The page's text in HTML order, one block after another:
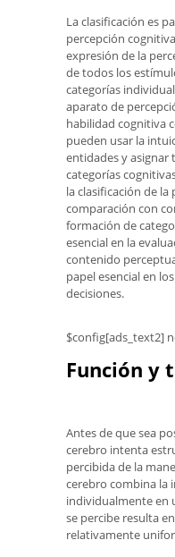
La clasificación es
percepción
expresión de la
de todos los
categorías
aparato de
habilidad cognitiva
pueden usar la
entidades y asignar
categorías
la clasificación de la
comparación con
formación de
esencial en la
contenido
papel esencial en
decisiones.
$config[ads_text2]
Función y
Antes de que sea
cerebro intenta
percibida de la
cerebro combina la
individualmente en
se percibe resulta
relativamente